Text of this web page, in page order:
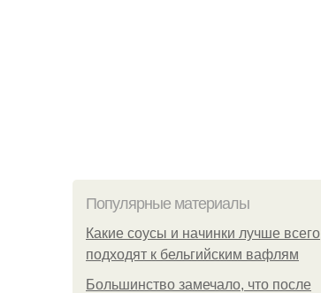
Популярные материалы
Какие соусы и начинки лучше всего
подходят к бельгийским вафлям
Большинство замечало, что после